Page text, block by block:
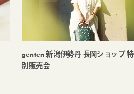
genten 新潟伊勢丹 長岡ショップ 特
別販売会